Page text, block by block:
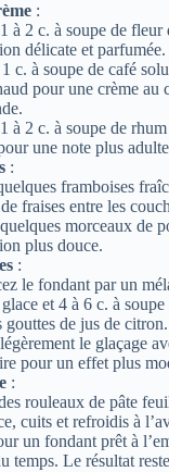
:
à 2 c. à soupe de fleur
délicate et parfumée.
c. à soupe de café
pour une crème au
à 2 c. à soupe de
une note plus
:
framboises
fraises entre les
morceaux de
plus douce.
:
le fondant par un
et 4 à 6 c. à soupe
gouttes de jus de citron.
le glaçage
pour un effet plus
:
rouleaux de pâte
cuits et refroidis à
un fondant prêt à
temps. Le résultat